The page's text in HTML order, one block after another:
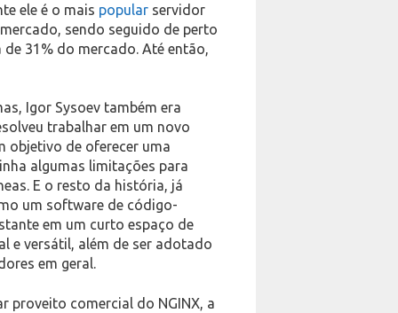
ele é o mais popular servidor
sendo seguido de perto
31% do mercado. Até então,
Igor Sysoev também era
trabalhar em um novo
objetivo de oferecer uma
algumas limitações para
E o resto da história, já
um software de código-
em um curto espaço de
e versátil, além de ser adotado
em geral.
proveito comercial do NGINX, a